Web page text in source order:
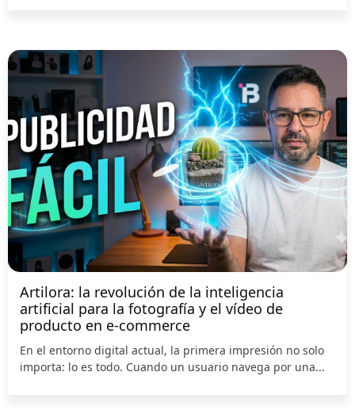
Artilora: la revolución de la inteligencia
artificial para la fotografía y el vídeo de
producto en e-commerce
En el entorno digital actual, la primera impresión no solo
importa: lo es todo. Cuando un usuario navega por una...